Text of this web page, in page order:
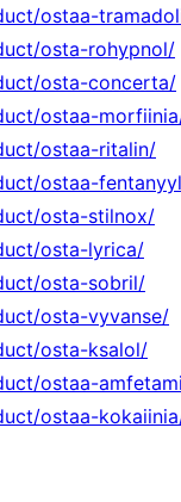
ostaa-
osta-rohypnol/
osta-concerta/
ostaa-
ostaa-ritalin/
ostaa-
osta-stilnox/
osta-lyrica/
osta-sobril/
osta-vyvanse/
osta-ksalol/
ostaa-
ostaa-